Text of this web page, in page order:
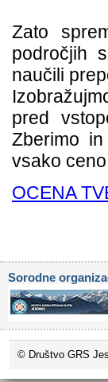
Zato
področjih
naučili
pred
Zberimo
vsako
OCENA
Sorodne
© Društvo GRS